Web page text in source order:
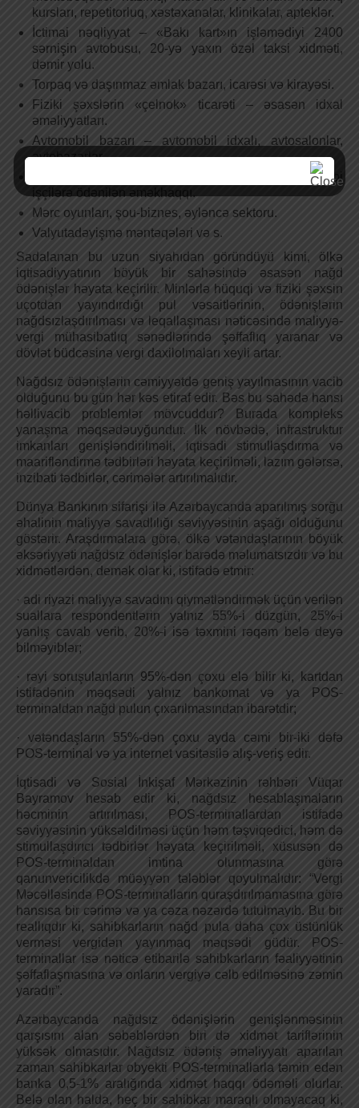
kursları, repetitorluq, xəstəxanalar, klinikalar, apteklər.
İctimai nəqliyyat – «Bakı kart»ın işləmədiyi 2400
sərnişin avtobusu, 20-yə yaxın özəl taksi xidməti,
dəmir yolu.
Torpaq və daşınmaz əmlak bazarı, icarəsi və kirayəsi.
Fiziki şəxslərin «çelnok» ticarəti – əsasən idxal
əməliyyatları.
Avtomobil bazarı – avtomobil idxalı, avtosalonlar,
avtobazarlar.
Qeyri-leqal əməkhaqqı, muzdla işləyən yerli və əcnəbi
Mərc oyunları, şou-biznes, əyləncə sektoru.
Valyutadəyişmə məntəqələri və s.
Sadalanan bu uzun siyahıdan göründüyü kimi, ölkə
iqtisadiyyatının böyük bir sahəsində əsasən nağd
ödənişlər həyata keçirilir. Minlərlə hüquqi və fiziki şəxsin
uçotdan yayındırdığı pul vəsaitlərinin, ödənişlərin
nağdsızlaşdırılması və leqallaşması nəticəsində maliyyə-
vergi mühasibatlıq sənədlərində şəffaflıq yaranar və
dövlət büdcəsinə vergi daxilolmaları xeyli artar.
Nağdsız ödənişlərin cəmiyyətdə geniş yayılmasının vacib
olduğunu bu gün hər kəs etiraf edir. Bəs bu sahədə hansı
həllivacib problemlər mövcuddur? Burada kompleks
yanaşma məqsədəuyğundur. İlk növbədə, infrastruktur
imkanları genişləndirilməli, iqtisadi stimullaşdırma və
maarifləndirmə tədbirləri həyata keçirilməli, lazım gələrsə,
inzibati tədbirlər, cərimələr artırılmalıdır.
Dünya Bankının sifarişi ilə Azərbaycanda aparılmış sorğu
əhalinin maliyyə savadlılığı səviyyəsinin aşağı olduğunu
göstərir. Araşdırmalara görə, ölkə vətəndaşlarının böyük
əksəriyyəti nağdsız ödənişlər barədə məlumatsızdır və bu
xidmətlərdən, demək olar ki, istifadə etmir:
· adi riyazi maliyyə savadını qiymətləndirmək üçün verilən
suallara respondentlərin yalnız 55%-i düzgün, 25%-i
yanlış cavab verib, 20%-i isə təxmini rəqəm belə deyə
bilməyiblər;
· rəyi soruşulanların 95%-dən çoxu elə bilir ki, kartdan
istifadənin məqsədi yalnız bankomat və ya POS-
terminaldan nağd pulun çıxarılmasından ibarətdir;
· vətəndaşların 55%-dən çoxu ayda cəmi bir-iki dəfə
POS-terminal və ya internet vasitəsilə alış-veriş edir.
İqtisadi və Sosial İnkişaf Mərkəzinin rəhbəri Vüqar
Bayramov hesab edir ki, nağdsız hesablaşmaların
həcminin artırılması, POS-terminallardan istifadə
səviyyəsinin yüksəldilməsi üçün həm təşviqedici, həm də
stimullaşdırıcı tədbirlər həyata keçirilməli, xüsusən də
POS-terminaldan imtina olunmasına görə
qanunvericilikdə müəyyən tələblər qoyulmalıdır: “Vergi
Məcəlləsində POS-terminalların quraşdırılmamasına görə
hansısa bir cərimə və ya cəza nəzərdə tutulmayıb. Bu bir
reallıqdır ki, sahibkarların nağd pula daha çox üstünlük
verməsi vergidən yayınmaq məqsədi güdür. POS-
terminallar isə nəticə etibarilə sahibkarların fəaliyyətinin
şəffaflaşmasına və onların vergiyə cəlb edilməsinə zəmin
yaradır”.
Azərbaycanda nağdsız ödənişlərin genişlənməsinin
qarşısını alan səbəblərdən biri də xidmət tariflərinin
yüksək olmasıdır. Nağdsız ödəniş əməliyyatı aparılan
zaman sahibkarlar obyekti POS-terminallarla təmin edən
banka 0,5-1% aralığında xidmət haqqı ödəməli olurlar.
Belə olan halda, heç bir sahibkar maraqlı olmayacaq ki,